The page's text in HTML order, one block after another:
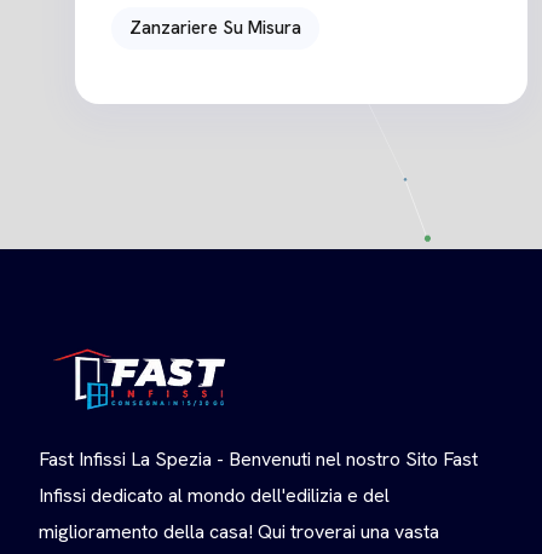
Zanzariere Su Misura
Fast Infissi La Spezia - Benvenuti nel nostro Sito Fast
Infissi dedicato al mondo dell'edilizia e del
miglioramento della casa! Qui troverai una vasta